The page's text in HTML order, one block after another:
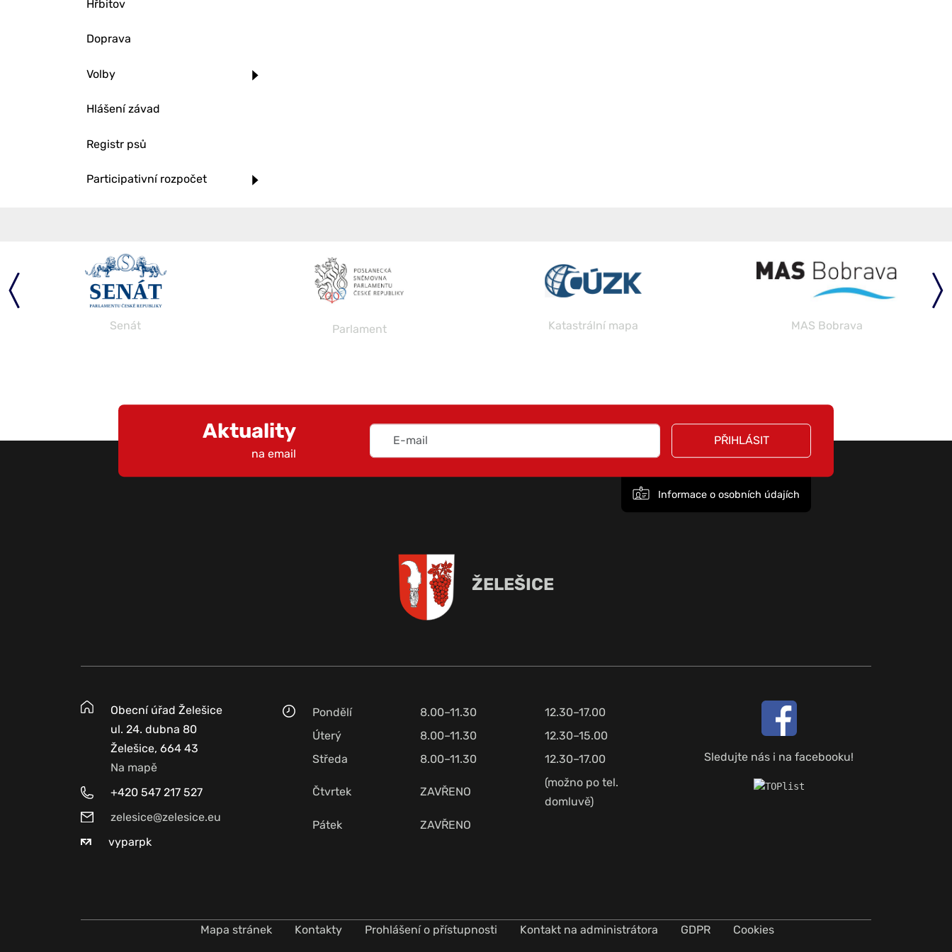
Hřbitov
Doprava
Volby
Hlášení závad
Registr psů
Participativní rozpočet
Senát Parlament Katastrální mapa MAS Bobrava
Aktuality
na email
PŘIHLÁSIT
Informace o osobních údajích
ŽELEŠICE
Obecní úřad Želešice
ul. 24. dubna 80
Želešice, 664 43
Na mapě
+420 547 217 527
zelesice@zelesice.eu
vyparpk
Pondělí 8.00–11.30
12.30–17.00
Úterý
8.00–11.30
12.30–15.00
Středa
8.00–11.30 12.30–17.00
Čtvrtek ZAVŘENO
(možno po tel.
domluvě)
Pátek
ZAVŘENO
Sledujte nás i na facebooku!
Mapa stránek Kontakty Prohlášení o přístupnosti Kontakt na administrátora GDPR Cookies